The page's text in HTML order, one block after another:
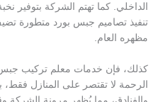
الداخلي. كما تهتم الشركة بتوفير
تنفيذ تصاميم جبس بورد متطورة
مظهره العام.
كذلك، فإن خدمات معلم تركيب
الرحمة لا تقتصر على المنازل فقط،